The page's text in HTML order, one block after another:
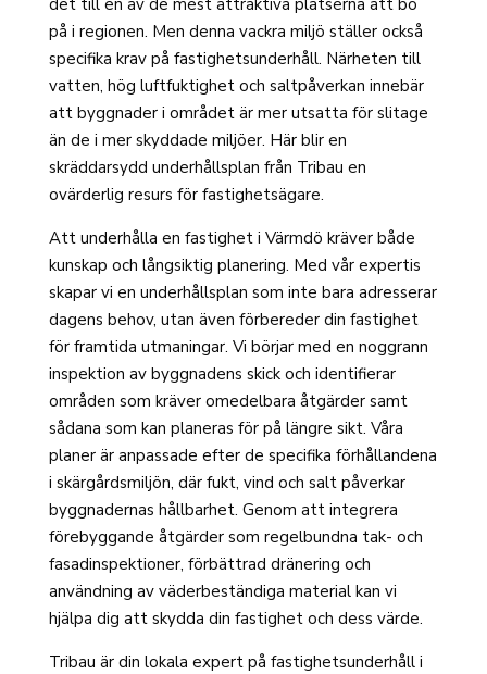
på i regionen. Men denna vackra miljö ställer också
specifika krav på fastighetsunderhåll. Närheten till
vatten, hög luftfuktighet och saltpåverkan innebär
att byggnader i området är mer utsatta för slitage
än de i mer skyddade miljöer. Här blir en
skräddarsydd underhållsplan från Tribau en
ovärderlig resurs för fastighetsägare.
Att underhålla en fastighet i Värmdö kräver både
kunskap och långsiktig planering. Med vår expertis
skapar vi en underhållsplan som inte bara adresserar
dagens behov, utan även förbereder din fastighet
för framtida utmaningar. Vi börjar med en noggrann
inspektion av byggnadens skick och identifierar
områden som kräver omedelbara åtgärder samt
sådana som kan planeras för på längre sikt. Våra
planer är anpassade efter de specifika förhållandena
i skärgårdsmiljön, där fukt, vind och salt påverkar
byggnadernas hållbarhet. Genom att integrera
förebyggande åtgärder som regelbundna tak- och
fasadinspektioner, förbättrad dränering och
användning av väderbeständiga material kan vi
hjälpa dig att skydda din fastighet och dess värde.
Tribau är din lokala expert på fastighetsunderhåll i